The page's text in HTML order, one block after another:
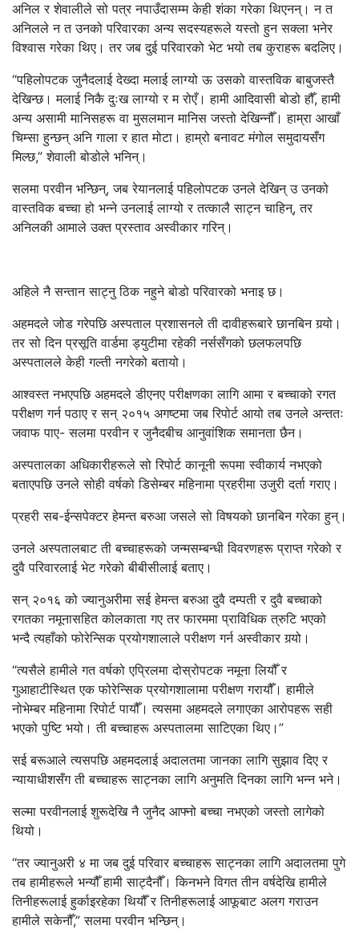
अनिल र शेवालीले सो पत्र नपाउँदासम्म केही शंका गरेका थिएनन्। न त
अनिलले न त उनको परिवारका अन्य सदस्यहरूले यस्तो हुन सक्ला भनेर
विश्वास गरेका थिए। तर जब दुई परिवारको भेट भयो तब कुराहरू बदलिए।
“पहिलोपटक जुनैदलाई देख्दा मलाई लाग्यो ऊ उसको वास्तविक बाबुजस्तै
देखिन्छ। मलाई निकै दुःख लाग्यो र म रोएँ। हामी आदिवासी बोडो हौँ, हामी
अन्य असामी मानिसहरू वा मुसलमान मानिस जस्तो देखिन्नौँ। हाम्रा आखाँ
चिम्सा हुन्छन् अनि गाला र हात मोटा। हाम्रो बनावट मंगोल समुदायसँग
मिल्छ,” शेवाली बोडोले भनिन्।
सलमा परवीन भन्छिन्, जब रेयानलाई पहिलोपटक उनले देखिन् उ उनको
वास्तविक बच्चा हो भन्ने उनलाई लाग्यो र तत्कालै साट्न चाहिन्, तर
अनिलकी आमाले उक्त प्रस्ताव अस्वीकार गरिन्।
अहिले नै सन्तान साट्नु ठिक नहुने बोडो परिवारको भनाइ छ।
अहमदले जोड गरेपछि अस्पताल प्रशासनले ती दावीहरूबारे छानबिन गर्‍यो।
तर सो दिन प्रसूति वार्डमा ड्युटीमा रहेकी नर्ससँगको छलफलपछि
अस्पतालले केही गल्ती नगरेको बतायो।
आश्वस्त नभएपछि अहमदले डीएनए परीक्षणका लागि आमा र बच्चाको रगत
परीक्षण गर्न पठाए र सन् २०१५ अगष्टमा जब रिपोर्ट आयो तब उनले अन्ततः
जवाफ पाए- सलमा परवीन र जुनैदबीच आनुवांशिक समानता छैन।
अस्पतालका अधिकारीहरूले सो रिपोर्ट कानूनी रूपमा स्वीकार्य नभएको
बताएपछि उनले सोही वर्षको डिसेम्बर महिनामा प्रहरीमा उजुरी दर्ता गराए।
प्रहरी सब-ईन्सपेक्टर हेमन्त बरुआ जसले सो विषयको छानबिन गरेका हुन्।
उनले अस्पतालबाट ती बच्चाहरूको जन्मसम्बन्धी विवरणहरू प्राप्त गरेको र
दुवै परिवारलाई भेट गरेको बीबीसीलाई बताए।
सन् २०१६ को ज्यानुअरीमा सई हेमन्त बरुआ दुवै दम्पती र दुवै बच्चाको
रगतका नमूनासहित कोलकाता गए तर फारममा प्राविधिक त्रुटि भएको
भन्दै त्यहाँको फोरेन्सिक प्रयोगशालाले परीक्षण गर्न अस्वीकार गर्‍यो।
“त्यसैले हामीले गत वर्षको एप्रिलमा दोस्रोपटक नमूना लियौँ र
गुआहाटीस्थित एक फोरेन्सिक प्रयोगशालामा परीक्षण गरायौँ। हामीले
नोभेम्बर महिनामा रिपोर्ट पायौँ। त्यसमा अहमदले लगाएका आरोपहरू सही
भएको पुष्टि भयो। ती बच्चाहरू अस्पतालमा साटिएका थिए।”
सई बरूआले त्यसपछि अहमदलाई अदालतमा जानका लागि सुझाव दिए र
न्यायाधीशसँग ती बच्चाहरू साट्नका लागि अनुमति दिनका लागि भन्न भने।
सल्मा परवीनलाई शुरूदेखि नै जुनैद आफ्नो बच्चा नभएको जस्तो लागेको
थियो।
“तर ज्यानुअरी ४ मा जब दुई परिवार बच्चाहरू साट्नका लागि अदालतमा पुगे
तब हामीहरूले भन्यौँ हामी साट्दैनौँ। किनभने विगत तीन वर्षदेखि हामीले
तिनीहरूलाई हुर्काइरहेका थियौँ र तिनीहरूलाई आफूबाट अलग गराउन
हामीले सकेनौँ,” सलमा परवीन भन्छिन्।